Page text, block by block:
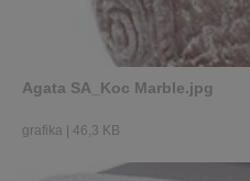
Agata SA_Koc Marble.jpg
grafika | 46,3 KB